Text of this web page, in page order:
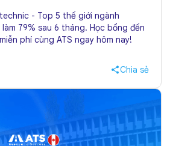
- Top 5 thế giới ngành
79% sau 6 tháng. Học bổng đến
phí cùng ATS ngay hôm nay!
Chia sẻ